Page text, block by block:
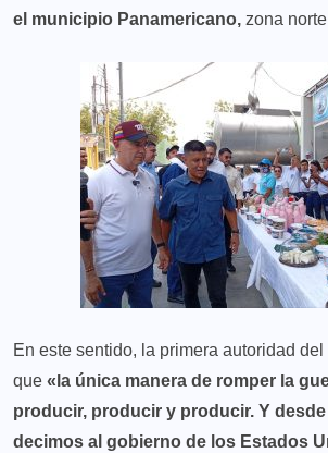
el municipio Panamericano, zona
En este sentido, la primera autoridad
que «la única manera de romper la
producir, producir y producir. Y
decimos al gobierno de los Estados